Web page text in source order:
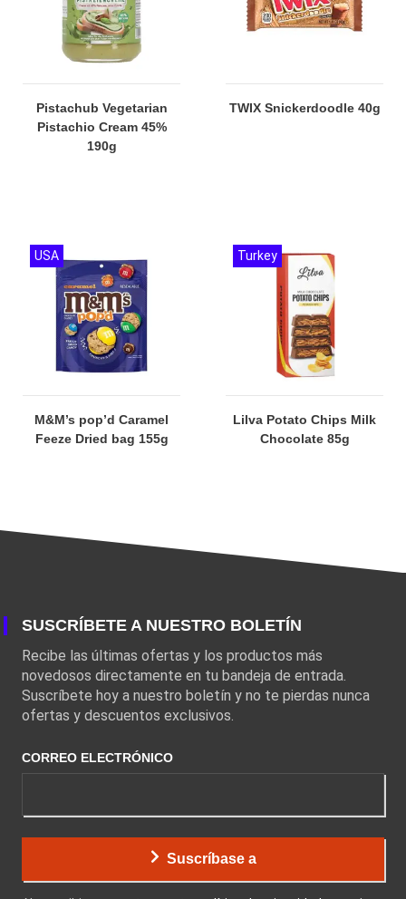
Pistachub Vegetarian
Pistachio Cream 45%
190g
TWIX Snickerdoodle 40g
M&M’s pop’d Caramel
Feeze Dried bag 155g
USA
Lilva Potato Chips Milk
Chocolate 85g
Turkey
SUSCRÍBETE A NUESTRO BOLETÍN
Recibe las últimas ofertas y los productos más
novedosos directamente en tu bandeja de entrada.
Suscríbete hoy a nuestro boletín y no te pierdas nunca
ofertas y descuentos exclusivos.
CORREO ELECTRÓNICO
Suscríbase a